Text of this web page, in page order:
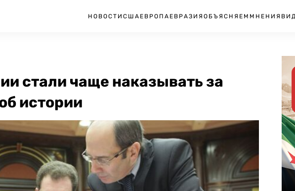
НОВОСТИ США ЕВРОПА ЕВРАЗИЯ ОБЪЯСНЯЕМ МНЕНИЯ
стали чаще наказывать за
истории